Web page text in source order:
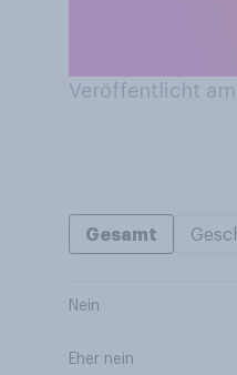
Veröffentlicht am
Gesamt
Nein
Eher nein